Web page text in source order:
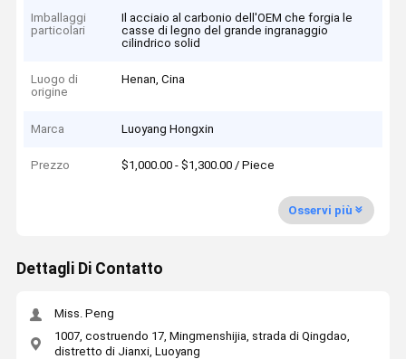
Imballaggi
particolari
Il acciaio al carbonio dell'OEM che forgia le
casse di legno del grande ingranaggio
cilindrico solid
Luogo di
origine
Henan, Cina
Marca Luoyang Hongxin
Prezzo $1,000.00 - $1,300.00 / Piece
Osservi più
Dettagli Di Contatto
Miss. Peng
1007, costruendo 17, Mingmenshijia, strada di Qingdao,
distretto di Jianxi, Luoyang